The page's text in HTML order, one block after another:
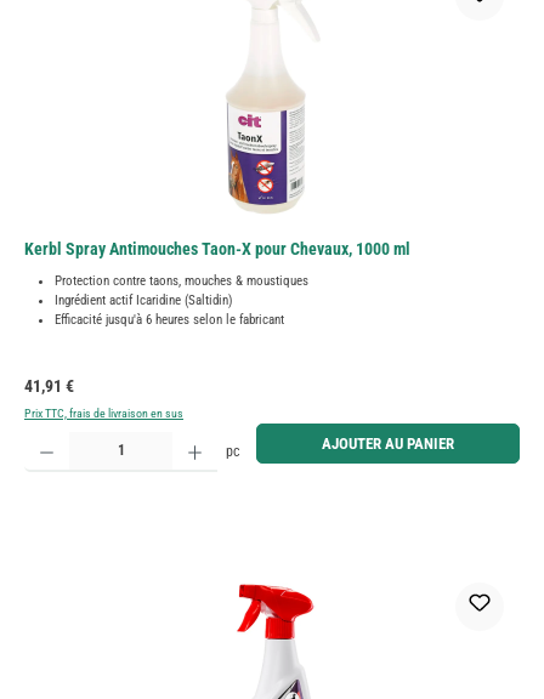
Kerbl Spray Antimouches Taon-X pour Chevaux, 1000 ml
Protection contre taons, mouches & moustiques
Ingrédient actif Icaridine (Saltidin)
Efficacité jusqu'à 6 heures selon le fabricant
Prix régulier :
41,91 €
Prix TTC, frais de livraison en sus
Quantité de produit : Entrez la quantité souhaitée ou utilisez les boutons pour augmenter ou
pc AJOUTER AU PANIER